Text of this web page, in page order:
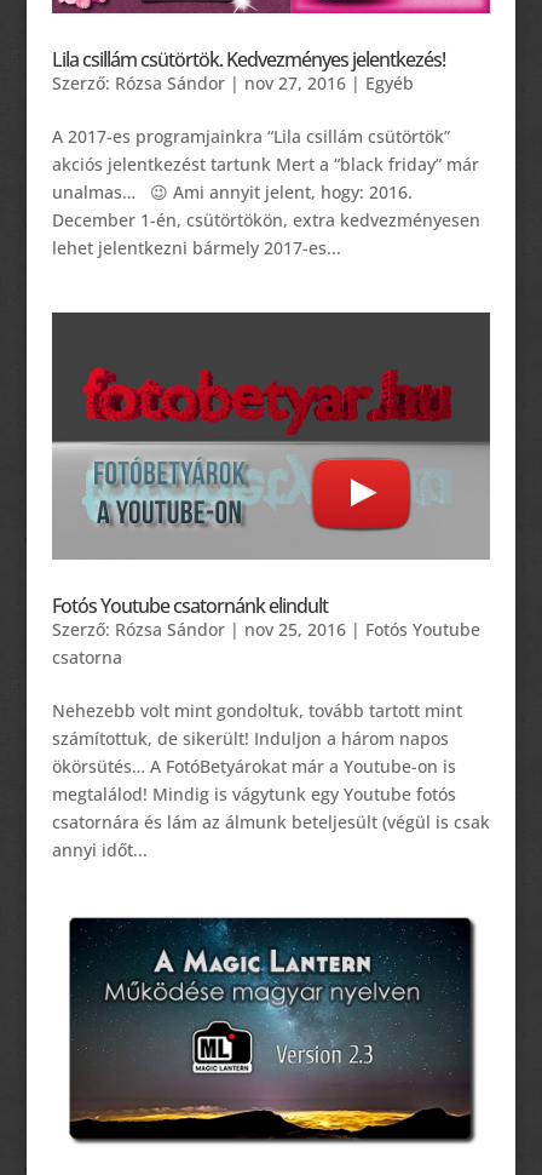
Lila csillám csütörtök. Kedvezményes jelentkezés!
Szerző: Rózsa Sándor| nov 27, 2016| Egyéb
A 2017-es programjainkra “Lila csillám csütörtök”
akciós jelentkezést tartunk Mert a “black friday” már
unalmas… 😉 Ami annyit jelent, hogy: 2016.
December 1-én, csütörtökön, extra kedvezményesen
lehet jelentkezni bármely 2017-es...
Fotós Youtube csatornánk elindult
Szerző: Rózsa Sándor| nov 25, 2016| Fotós Youtube
csatorna
Nehezebb volt mint gondoltuk, tovább tartott mint
számítottuk, de sikerült! Induljon a három napos
ökörsütés… A FotóBetyárokat már a Youtube-on is
megtalálod! Mindig is vágytunk egy Youtube fotós
csatornára és lám az álmunk beteljesült (végül is csak
annyi időt...